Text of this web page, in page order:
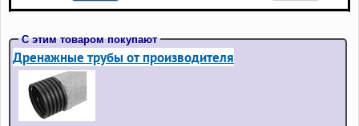
С этим товаром покупают
Дренажные трубы от производителя